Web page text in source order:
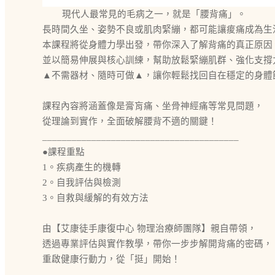
現代人最常見的毛病之一，就是「腰背痛」。
長時間久坐、姿勢不良或肌肉緊繃，都可能讓痠痛成為生
本課程將從身體力學出發，帶你深入了解背痛的真正原因
並以簡易伸展與核心訓練，幫助放鬆緊繃肌群、強化支撐
▲不需器材、隨時可做▲，讓你輕鬆找回自在穩定的身體
課程內容將涵蓋像是膏肓痛、坐骨神經痛等常見問題，
從理論到實作，全面破解腰背不適的關鍵！
●課程重點
1。疾病產生的機轉
2。自我評估與檢測
3。自救與緩解的有效方法
由【艾康徒手康復中心 物理治療師團隊】親自帶領，
透過專業評估與實作教學，帶你一步步解開背痛的密碼，
重啟健康行動力，從「挺」開始！